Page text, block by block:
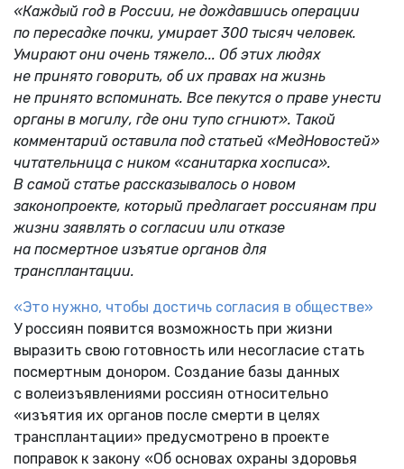
«Каждый год в России, не дождавшись операции
по пересадке почки, умирает 300 тысяч человек.
Умирают они очень тяжело... Об этих людях
не принято говорить, об их правах на жизнь
не принято вспоминать. Все пекутся о праве унести
органы в могилу, где они тупо сгниют». Такой
комментарий оставила под статьей «МедНовостей»
читательница с ником «санитарка хосписа».
В самой статье рассказывалось о новом
законопроекте, который предлагает россиянам при
жизни заявлять о согласии или отказе
на посмертное изъятие органов для
трансплантации.
«Это нужно, чтобы достичь согласия в обществе»
У россиян появится возможность при жизни
выразить свою готовность или несогласие стать
посмертным донором. Создание базы данных
с волеизъявлениями россиян относительно
«изъятия их органов после смерти в целях
трансплантации» предусмотрено в проекте
поправок к закону «Об основах охраны здоровья